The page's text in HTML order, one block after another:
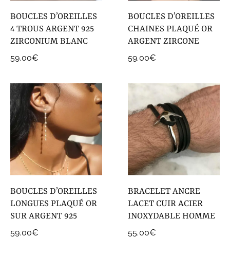
BOUCLES D’OREILLES
4 TROUS ARGENT 925
ZIRCONIUM BLANC
59.00€
BOUCLES D’OREILLES
CHAINES PLAQUÉ OR
ARGENT ZIRCONE
59.00€
BOUCLES D’OREILLES
LONGUES PLAQUÉ OR
SUR ARGENT 925
59.00€
BRACELET ANCRE
LACET CUIR ACIER
INOXYDABLE HOMME
55.00€